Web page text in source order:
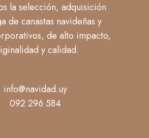
la selección, adquisición
de canastas navideñas y
de alto impacto,
y calidad.
info@navidad.uy
092 296 584